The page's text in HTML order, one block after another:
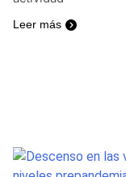
Leer más